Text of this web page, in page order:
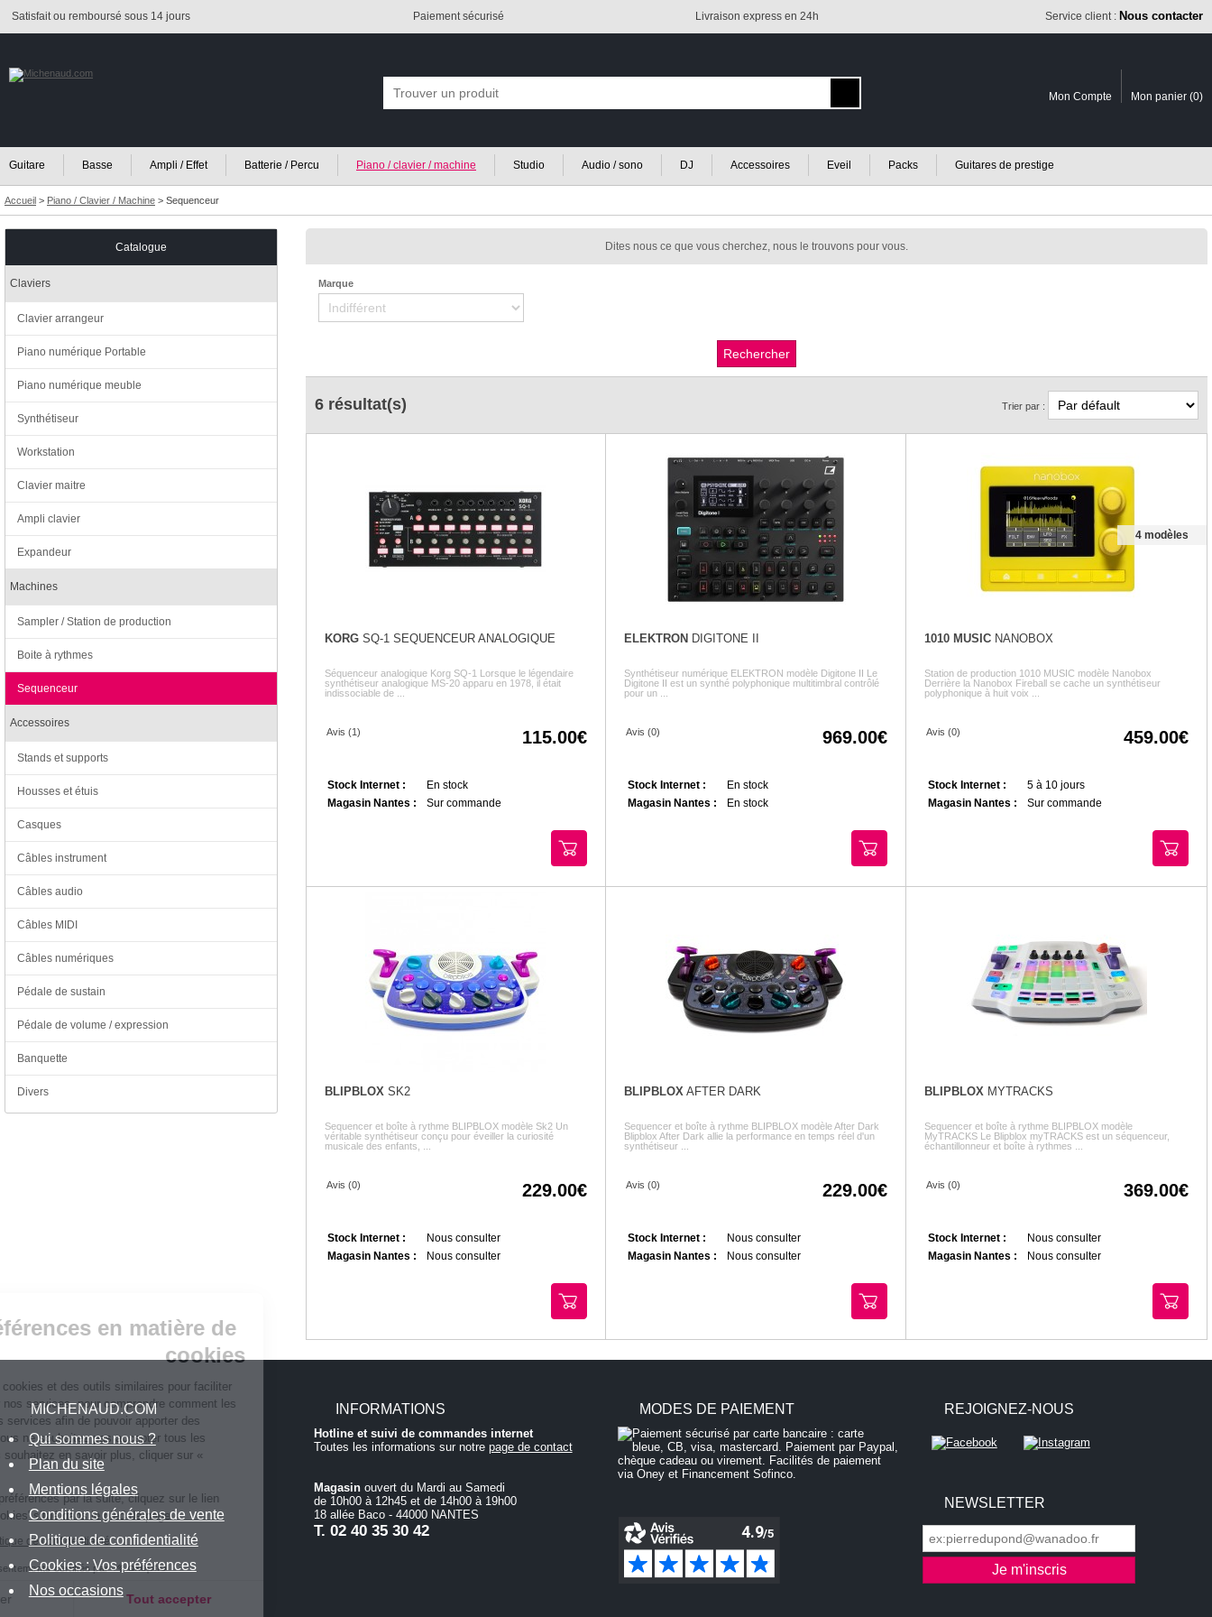
Vos préférences en matière de
cookies
Nous utilisons des cookies et des outils similaires pour faciliter
vos achats, fournir nos services, pour comprendre comment les
clients utilisent nos services afin de pouvoir apporter des
améliorations. Si vous ne souhaitez pas accepter tous les
cookies ou si vous souhaitez en savoir plus, cliquer sur «
Paramétrer ».
Pour modifier vos préférences par la suite, cliquez sur le lien
'Préférences de cookies' situé dans le pied de page.
Consulter notre politique de confidentialité
Consentements certifiés par
Paramétrer
Satisfait ou remboursé sous 14 jours Paiement sécurisé Livraison express en 24h Service client : Nous contacter
Mon Compte Mon panier (0)
Guitare Basse Ampli / Effet Batterie / Percu Piano / clavier / machine Studio Audio / sono DJ Accessoires Eveil Packs Guitares de prestige
Accueil > Piano / Clavier / Machine > Sequenceur
Dites nous ce que vous cherchez, nous le trouvons pour vous.
Marque
6 résultat(s) Trier par :
KORGSQ-1 SEQUENCEUR ANALOGIQUE
Séquenceur analogique Korg SQ-1 Lorsque le légendaire
synthétiseur analogique MS-20 apparu en 1978, il était
indissociable de ...
Avis (1) 115.00
Stock Internet :
En stock
Magasin Nantes :
Sur commande
ELEKTRON DIGITONE II
Synthétiseur numérique ELEKTRON modèle Digitone II Le
Digitone II est un synthé polyphonique multitimbral contrôlé
pour un ...
Avis (0) 969.00
Stock Internet :
En stock
Magasin Nantes :
En stock
4 modèles
1010 MUSIC NANOBOX
Station de production 1010 MUSIC modèle Nanobox
Derrière la Nanobox Fireball se cache un synthétiseur
polyphonique à huit voix ...
Avis (0) 459.00
Stock Internet :
5 à 10 jours
Magasin Nantes :
Sur commande
BLIPBLOXSK2
Sequencer et boîte à rythme BLIPBLOX modèle Sk2 Un
véritable synthétiseur conçu pour éveiller la curiosité
musicale des enfants, ...
Avis (0) 229.00
Stock Internet :
Nous consulter
Magasin Nantes :
Nous consulter
BLIPBLOXAFTER DARK
Sequencer et boîte à rythme BLIPBLOX modèle After Dark
Blipblox After Dark allie la performance en temps réel d'un
synthétiseur ...
Avis (0) 229.00
Stock Internet :
Nous consulter
Magasin Nantes :
Nous consulter
BLIPBLOX MYTRACKS
Sequencer et boîte à rythme BLIPBLOX modèle
MyTRACKS Le Blipblox myTRACKS est un séquenceur,
échantillonneur et boîte à rythmes ...
Avis (0) 369.00
Stock Internet :
Nous consulter
Magasin Nantes :
Nous consulter
Catalogue
Claviers
Clavier arrangeur
Piano numérique Portable
Piano numérique meuble
Synthétiseur
Workstation
Clavier maitre
Ampli clavier
Expandeur
Machines
Sampler / Station de production
Boite à rythmes
Sequenceur
Accessoires
Stands et supports
Housses et étuis
Casques
Câbles instrument
Câbles audio
Câbles MIDI
Câbles numériques
Pédale de sustain
Pédale de volume / expression
Banquette
Divers
MICHENAUD.COM
Qui sommes nous ?
Plan du site
Mentions légales
Conditions générales de vente
Politique de confidentialité
Cookies : Vos préférences
Nos occasions
INFORMATIONS
Hotline et suivi de commandes internet
Toutes les informations sur notre page de contact
Magasinouvert du Mardi au Samedi
de 10h00 à 12h45 et de 14h00 à 19h00
18 allée Baco - 44000 NANTES
T. 02 40 35 30 42
MODES DE PAIEMENT REJOIGNEZ-NOUS
NEWSLETTER